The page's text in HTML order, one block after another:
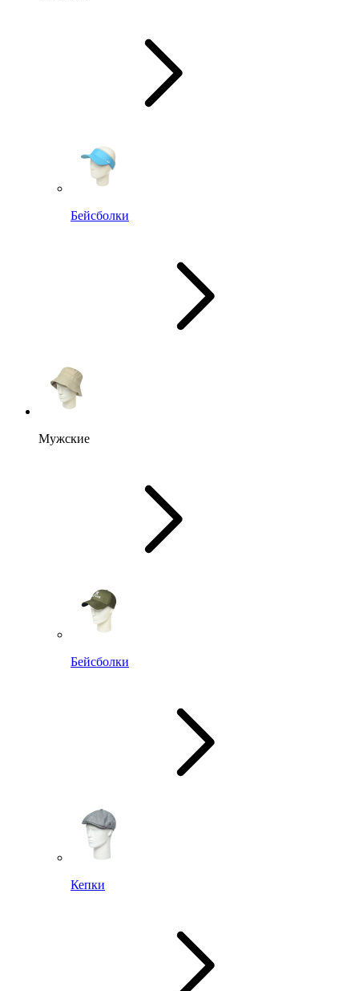
Бейсболки
Мужские
Бейсболки
Кепки